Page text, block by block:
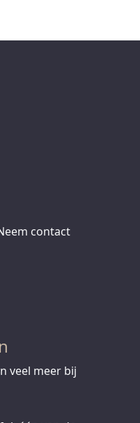
contact
veel meer bij